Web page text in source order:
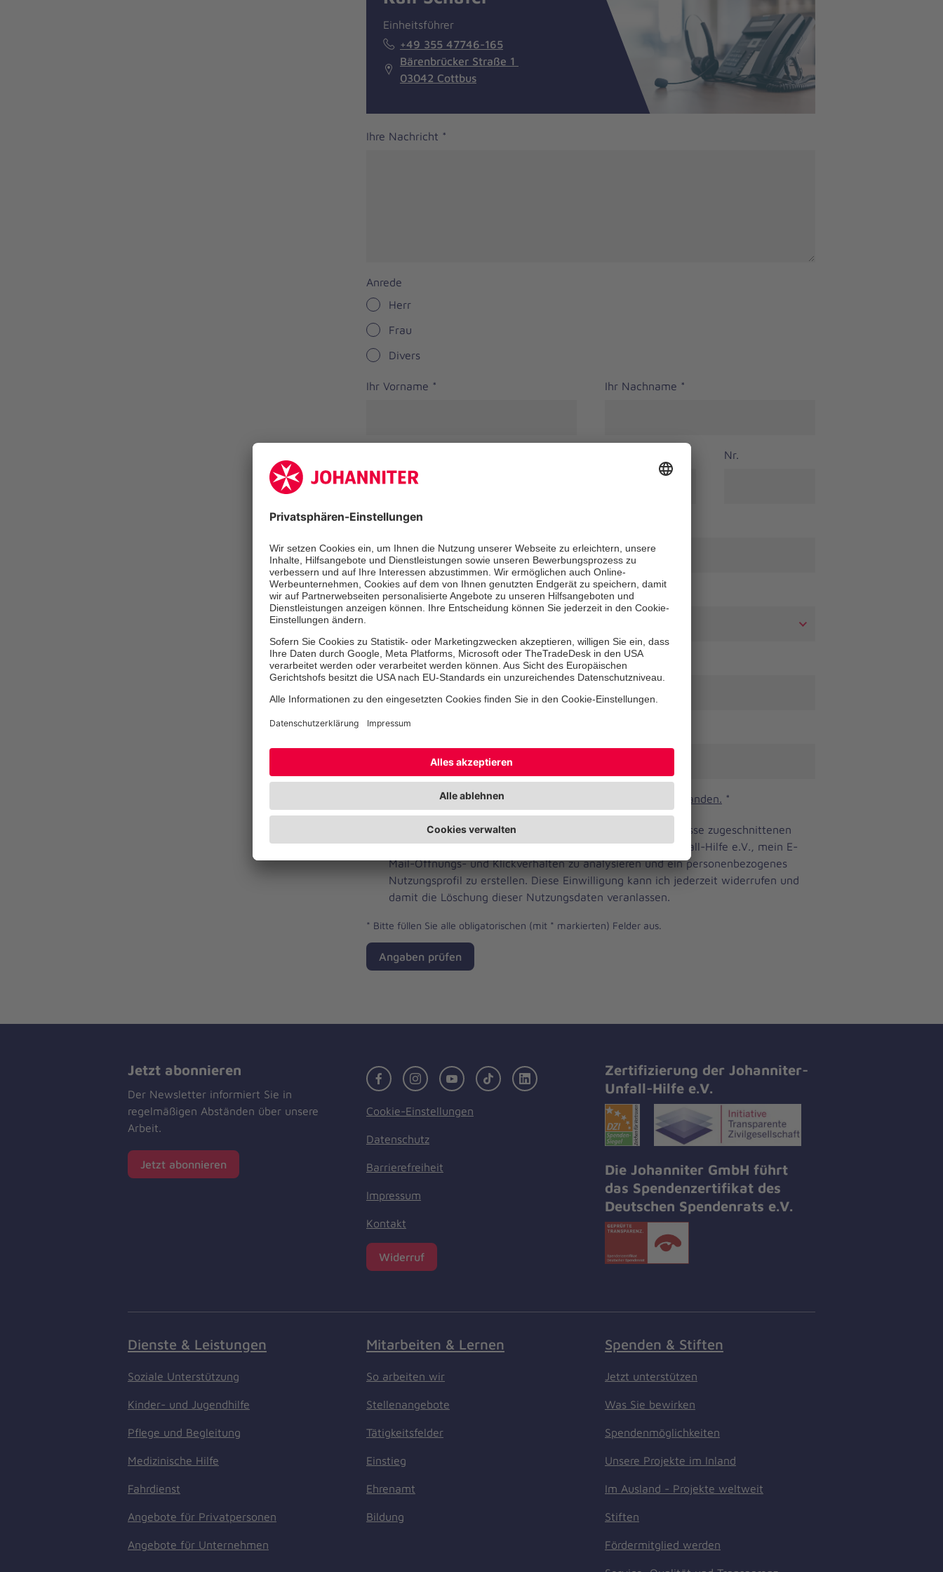
Einheitsführer
+49 355 47746-165
Bärenbrücker Straße 1
03042 Cottbus
Ihre Nachricht *
Anrede
Herr
Frau
Divers
Ihr Vorname * Ihr Nachname *
Nr.
PLZ*
Bundesland
Telefonnummer
Ihre E-Mail-Adresse
Ich habe die Datenschutzbestimmungen gelesen und verstanden. *
Brevo
Newsletter
Checkbox
Ja, ich möchte einen individuellen und auf meine Bedürfnisse zugeschnittenen
Newsletter erhalten. Dafür erlaube ich der Johanniter-Unfall-Hilfe e.V., mein E-
Mail-Öffnungs- und Klickverhalten zu analysieren und ein personenbezogenes
Nutzungsprofil zu erstellen. Diese Einwilligung kann ich jederzeit widerrufen und
damit die Löschung dieser Nutzungsdaten veranlassen.
* Bitte füllen Sie alle obligatorischen (mit * markierten) Felder aus.
Angaben prüfen
Jetzt abonnieren
Der Newsletter informiert Sie in
regelmäßigen Abständen über unsere
Arbeit.
Jetzt abonnieren
FacebookInstagramYoutubeTikTok LinkedIn
Cookie-Einstellungen
Datenschutz
Barrierefreiheit
Impressum
Kontakt
Widerruf
Zertifizierung der Johanniter-
Unfall-Hilfe e.V.
Die Johanniter GmbH führt
das Spendenzertifikat des
Deutschen Spendenrats e.V.
Dienste & Leistungen
Soziale Unterstützung
Kinder- und Jugendhilfe
Pflege und Begleitung
Medizinische Hilfe
Fahrdienst
Angebote für Privatpersonen
Angebote für Unternehmen
Mitarbeiten & Lernen
So arbeiten wir
Stellenangebote
Tätigkeitsfelder
Einstieg
Ehrenamt
Bildung
Spenden & Stiften
Jetzt unterstützen
Was Sie bewirken
Spendenmöglichkeiten
Unsere Projekte im Inland
Im Ausland - Projekte weltweit
Stiften
Fördermitglied werden